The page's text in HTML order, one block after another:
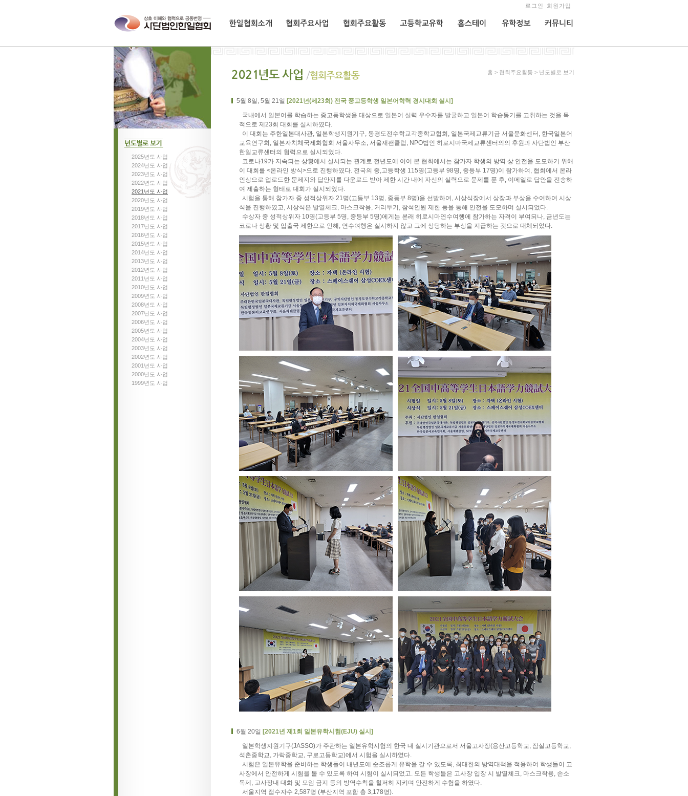
로그인 회원가입
년도별로보기
2025년도 사업
2024년도 사업
2023년도 사업
2022년도 사업
2021년도 사업
2020년도 사업
2019년도 사업
2018년도 사업
2017년도 사업
2016년도 사업
2015년도 사업
2014년도 사업
2013년도 사업
2012년도 사업
2011년도 사업
2010년도 사업
2009년도 사업
2008년도 사업
2007년도 사업
2006년도 사업
2005년도 사업
2004년도 사업
2003년도 사업
2002년도 사업
2001년도 사업
2000년도 사업
1999년도 사업
홈 > 협회주요활동 > 년도별로 보기
5월 8일, 5월 21일 [2021년(제23회) 전국 중고등학생 일본어학력 경시대회 실시]
국내에서 일본어를 학습하는 중고등학생을 대상으로 일본어 실력 우수자를 발굴하고 일본어 학습동기를 고취하는 것을 목
적으로 제23회 대회를 실시하였다.
이 대회는 주한일본대사관, 일본학생지원기구, 동경도전수학교각종학교협회, 일본국제교류기금 서울문화센터, 한국일본어
교육연구회, 일본자치체국제화협회 서울사무소, 서울재팬클럽, NPO법인 히로시마국제교류센터의의 후원과 사단법인 부산
한일교류센터의 협력으로 실시되었다.
코로나19가 지속되는 상황에서 실시되는 관계로 전년도에 이어 본 협회에서는 참가자 학생의 방역 상 안전을 도모하기 위해
이 대회를 <온라인 방식>으로 진행하였다. 전국의 중,고등학생 115명(고등부 98명, 중등부 17명)이 참가하여, 협회에서 온라
인상으로 업로드한 문제지와 답안지를 다운로드 받아 제한 시간 내에 자신의 실력으로 문제를 푼 후, 이메일로 답안을 전송하
여 제출하는 형태로 대회가 실시되었다.
시험을 통해 참가자 중 성적상위자 21명(고등부 13명, 중등부 8명)을 선발하여, 시상식장에서 상장과 부상을 수여하여 시상
식을 진행하였고, 시상식은 발열체크, 마스크착용, 거리두기, 참석인원 제한 등을 통해 안전을 도모하며 실시되었다.
수상자 중 성적상위자 10명(고등부 5명, 중등부 5명)에게는 본래 히로시마연수여행에 참가하는 자격이 부여되나, 금년도는
코로나 상황 및 입출국 제한으로 인해, 연수여행은 실시하지 않고 그에 상당하는 부상을 지급하는 것으로 대체되었다.
6월 20일 [2021년 제1회 일본유학시험(EJU) 실시]
일본학생지원기구(JASSO)가 주관하는 일본유학시험의 한국 내 실시기관으로서 서울고사장(용산고등학교, 잠실고등학교,
석촌중학교, 가락중학교, 구로고등학교)에서 시험을 실시하였다.
시험은 일본유학을 준비하는 학생들이 내년도에 순조롭게 유학을 갈 수 있도록, 최대한의 방역대책을 적용하여 학생들이 고
사장에서 안전하게 시험을 볼 수 있도록 하여 시험이 실시되었고. 모든 학생들은 고사장 입장 시 발열체크, 마스크착용, 손소
독제, 고사장내 대화 및 모임 금지 등의 방역수칙을 철저히 지키며 안전하게 수험을 하였다.
서울지역 접수자수 2,587명 (부산지역 포함 총 3,178명).